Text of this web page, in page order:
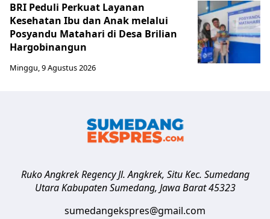
BRI Peduli Perkuat Layanan
Kesehatan Ibu dan Anak melalui
Posyandu Matahari di Desa Brilian
Hargobinangun
Minggu, 9 Agustus 2026
Ruko Angkrek Regency Jl. Angkrek, Situ Kec. Sumedang
Utara Kabupaten Sumedang, Jawa Barat 45323
sumedangekspres@gmail.com